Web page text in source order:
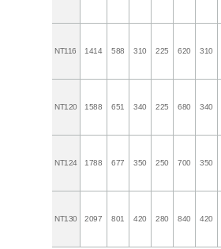
NT116 1414 588 310 225 620 310
NT120 1588 651 340 225 680 340
NT124 1788 677 350 250 700 350
NT130 2097 801 420 280 840 420